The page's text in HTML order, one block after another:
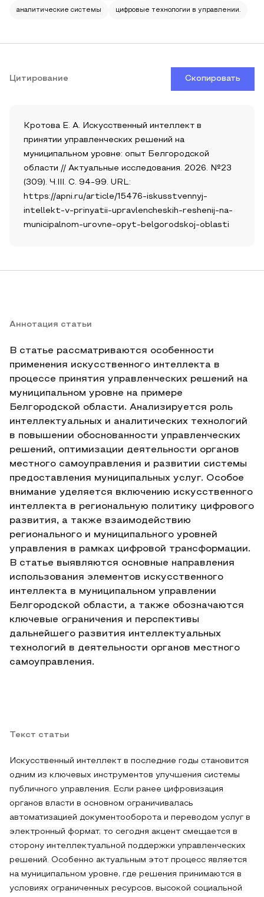
аналитические системы цифровые технологии в управлении.
Цитирование Скопировать
Кротова Е. А. Искусственный интеллект в
принятии управленческих решений на
муниципальном уровне: опыт Белгородской
области // Актуальные исследования. 2026. №23
(309). Ч.III. С. 94-99. URL:
https://apni.ru/article/15476-iskusstvennyj-
intellekt-v-prinyatii-upravlencheskih-reshenij-na-
municipalnom-urovne-opyt-belgorodskoj-oblasti
Аннотация статьи
В статье рассматриваются особенности
применения искусственного интеллекта в
процессе принятия управленческих решений на
муниципальном уровне на примере
Белгородской области. Анализируется роль
интеллектуальных и аналитических технологий
в повышении обоснованности управленческих
решений, оптимизации деятельности органов
местного самоуправления и развитии системы
предоставления муниципальных услуг. Особое
внимание уделяется включению искусственного
интеллекта в региональную политику цифрового
развития, а также взаимодействию
регионального и муниципального уровней
управления в рамках цифровой трансформации.
В статье выявляются основные направления
использования элементов искусственного
интеллекта в муниципальном управлении
Белгородской области, а также обозначаются
ключевые ограничения и перспективы
дальнейшего развития интеллектуальных
технологий в деятельности органов местного
самоуправления.
Текст статьи
Искусственный интеллект в последние годы становится
одним из ключевых инструментов улучшения системы
публичного управления. Если ранее цифровизация
органов власти в основном ограничивалась
автоматизацией документооборота и переводом услуг в
электронный формат, то сегодня акцент смещается в
сторону интеллектуальной поддержки управленческих
решений. Особенно актуальным этот процесс является
на муниципальном уровне, где решения принимаются в
условиях ограниченных ресурсов, высокой социальной